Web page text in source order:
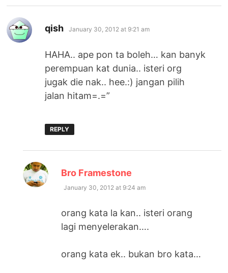
qish says:
January 30, 2012 at 9:21 am
HAHA.. ape pon ta boleh… kan banyk
perempuan kat dunia.. isteri org
jugak die nak.. hee.:) jangan pilih
jalan hitam=.=”
REPLY
Bro Framestone
January 30, 2012 at 9:24 am
orang kata la kan.. isteri orang
lagi menyelerakan….
orang kata ek.. bukan bro kata…